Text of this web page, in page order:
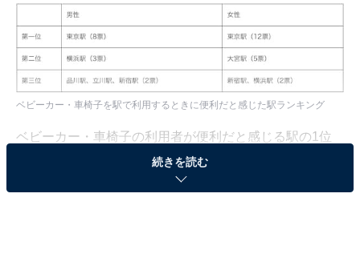
ベビーカー・車椅子を駅で利用するときに便利だと感じた駅ランキング
ベビーカー・車椅子の利用者が便利だと感じる駅の1位
は、「東京駅」でした。東京駅では、東京オリンピッ
ク・パラリンピックに見据えて2018年頃からバリアフリ
続きを読む